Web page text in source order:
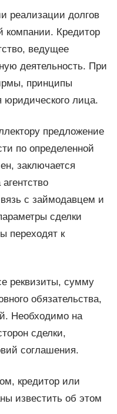
реализации долгов
компании. Кредитор
ведущее
деятельность. При
принципы
юридического лица.
предложение
по определенной
заключается
с займодавцем и
сделки
переходят к
реквизиты, сумму
обязательства,
Необходимо на
сделки,
соглашения.
кредитор или
известить об этом